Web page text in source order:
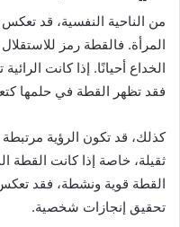
من الناحية النفسية، قد
المرأة. فالقطة رمز
الخداع أحيانًا. إذا كانت
فقد تظهر القطة في حلمها
كذلك، قد تكون الرؤية
ثقيلة، خاصة إذا كانت القطة
القطة قوية ونشطة، فقد
تحقيق إنجازات شخصية.